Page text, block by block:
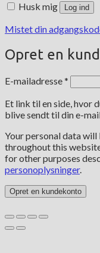
Husk mig Log ind
Mistet din
Opret en
E-mailadresse*
Et link til en side, hvor
blive sendt til din e-
Your personal data
throughout this
for other purposes
personoplysninger.
Opret en kundekonto